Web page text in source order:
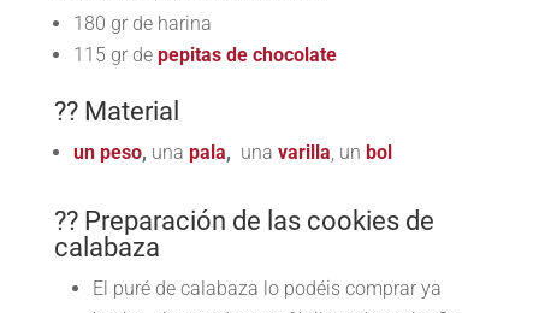
180 gr de harina
115 gr depepitas de chocolate
?? Material
un peso, una pala, una varilla , un bol
?? Preparación de las cookies de
calabaza
El puré de calabaza lo podéis comprar ya